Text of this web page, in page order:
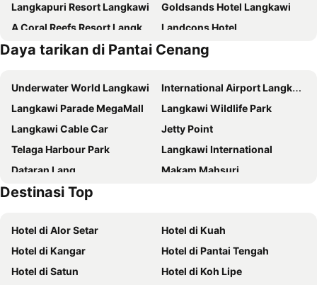
Langkapuri Resort Langkawi
Goldsands Hotel Langkawi
A Coral Reefs Resort Langkawi
Landcons Hotel
The Villa Langkawi
The Concept Hotel Langkawi
Cenang Plaza Beach Hotel
Telaga Terrace Boutique Resort
Langkasuka
HIG Hotel
Aloft by Marriott Langkawi Pantai Tengah
Arch Studio Cenang
Myvilla Langkawi Hotel
Royal Agate Beach Resort
Sandy Garden Resort Langkawi
Chill Suites Langkawi
Hotel Grand Continental Langkawi
The Bayou Hotel Langkawi
Hotel Malaysia
Motel Seri Mutiara
Citin Langkawi by Compass Hospitality
The Ritz-Carlton, Langkawi
Chenang Inn
Daya tarikan di Pantai Cenang
Underwater World Langkawi
International Airport Langkawi
Langkawi Parade MegaMall
Langkawi Wildlife Park
Langkawi Cable Car
Jetty Point
Telaga Harbour Park
Langkawi International
Dataran Lang
Makam Mahsuri
Mardi - Agrotechnology Park
Pulau Dayang Bunting
Oriental Village
Air Hangat Village
Pasir Hitam
Destinasi Top
Hotel di Alor Setar
Hotel di Kuah
Hotel di Kangar
Hotel di Pantai Tengah
Hotel di Satun
Hotel di Koh Lipe